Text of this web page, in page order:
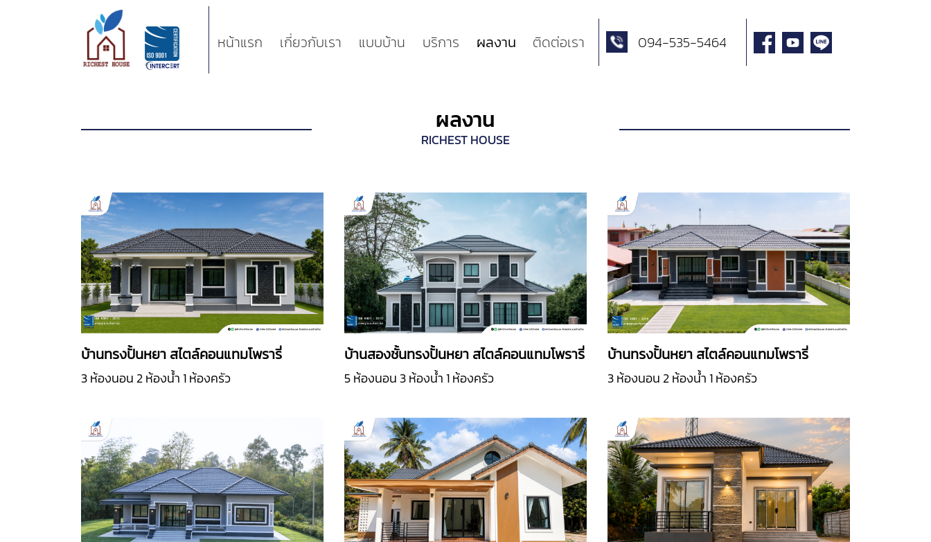
หน้าแรก เกี่ยวกับเรา แบบบ้าน บริการ ผลงาน ติดต่อเรา 094-535-5464
ผลงาน
RICHEST HOUSE
บ้านทรงปั้นหยา สไตล์คอนแทมโพรารี่
3 ห้องนอน 2 ห้องน้ำ 1 ห้องครัว
บ้านสองชั้นทรงปั้นหยา สไตล์คอนแทมโพรารี่
5 ห้องนอน 3 ห้องน้ำ 1 ห้องครัว
บ้านทรงปั้นหยา สไตล์คอนแทมโพรารี่
3 ห้องนอน 2 ห้องน้ำ 1 ห้องครัว